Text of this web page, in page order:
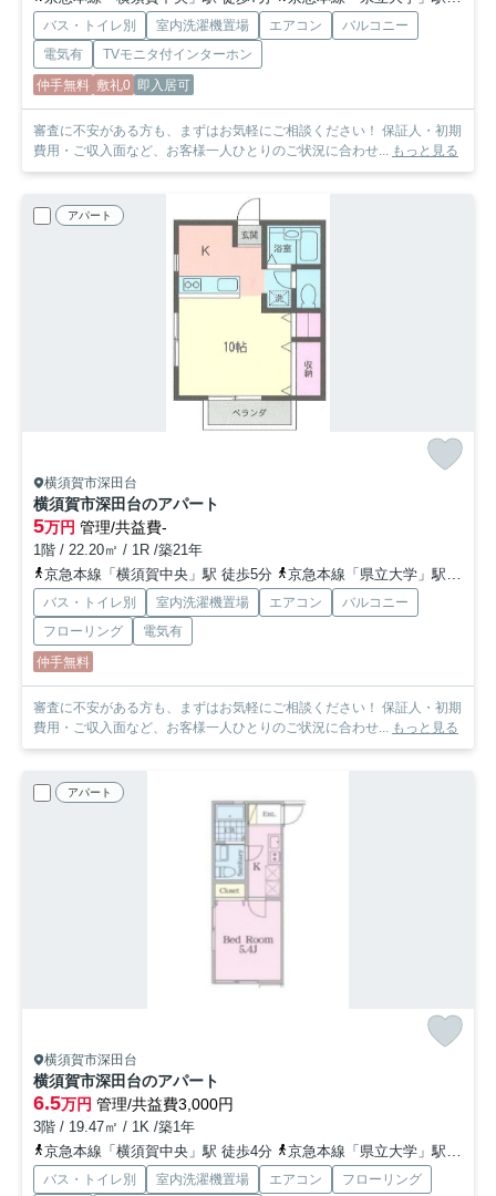
バス・トイレ別 室内洗濯機置場 エアコン
バルコニー
電気有
TVモニタ付インターホン
仲手無料 敷礼0 即入居可
審査に不安がある方も、まずはお気軽にご相談ください！ 保証人・初期
費用・ご収入面など、お客様一人ひとりのご状況に合わせ... もっと見る
アパート
横須賀市深田台
横須賀市深田台のアパート
5万円 管理/共益費-
1階 / 22.20㎡ / 1R /築21年
京急本線「横須賀中央」駅 徒歩5分
京急本線「県立大学」駅 徒歩15分
バス・トイレ別 室内洗濯機置場 エアコン
バルコニー
フローリング
電気有
仲手無料
審査に不安がある方も、まずはお気軽にご相談ください！ 保証人・初期
費用・ご収入面など、お客様一人ひとりのご状況に合わせ... もっと見る
アパート
横須賀市深田台
横須賀市深田台のアパート
6.5万円 管理/共益費3,000円
3階 / 19.47㎡ / 1K /築1年
京急本線「横須賀中央」駅 徒歩4分
京急本線「県立大学」駅 徒歩17分
バス・トイレ別 室内洗濯機置場 エアコン
フローリング